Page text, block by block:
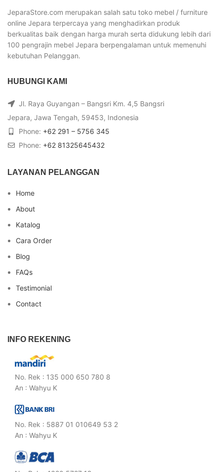
JeparaStore.com merupakan salah satu toko mebel / furniture
online Jepara terpercaya yang menghadirkan produk
berkualitas baik dengan harga murah serta didukung lebih dari
100 pengrajin mebel Jepara berpengalaman untuk memenuhi
kebutuhan Pelanggan.
HUBUNGI KAMI
Jl. Raya Guyangan – Bangsri Km. 4,5 Bangsri
Jepara, Jawa Tengah, 59453, Indonesia
Phone: +62 291 – 5756 345
Phone: +62 81325645432
LAYANAN PELANGGAN
Home
About
Katalog
Cara Order
Blog
FAQs
Testimonial
Contact
INFO REKENING
No. Rek : 135 000 650 780 8
An : Wahyu K
No. Rek : 5887 01 010649 53 2
An : Wahyu K